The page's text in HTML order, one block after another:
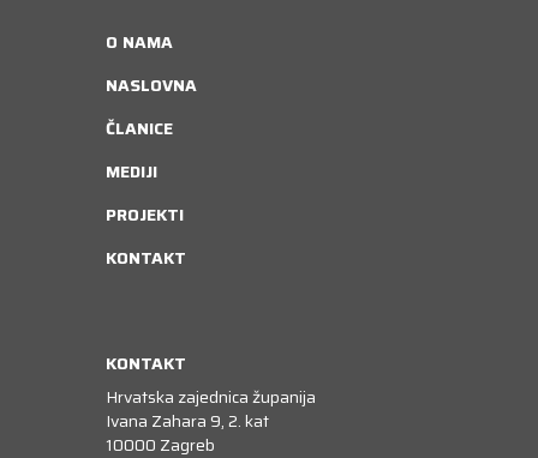
O NAMA
NASLOVNA
ČLANICE
MEDIJI
PROJEKTI
KONTAKT
KONTAKT
Hrvatska zajednica županija
Ivana Zahara 9, 2. kat
10000 Zagreb